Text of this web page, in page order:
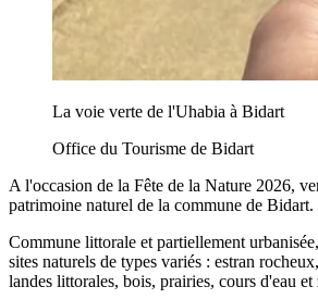
La voie verte de l'Uhabia à Bidart
Office du Tourisme de Bidart
A l'occasion de la Fête de la Nature 2026,
patrimoine naturel de la commune de Bidart.
Commune littorale et partiellement
sites naturels de types variés : estran
landes littorales, bois, prairies, cours d'eau et